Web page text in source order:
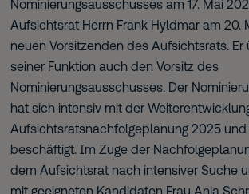
Nominierungsausschusses am 17. Mai
Aufsichtsrat Herrn Frank Hyldmar am 20.
neuen Vorsitzenden des Aufsichtsrats.
seiner Funktion auch den Vorsitz des
Nominierungsausschusses. Der
hat sich intensiv mit der
Aufsichtsratsnachfolgeplanung 2025
beschäftigt. Im Zuge der
dem Aufsichtsrat nach intensiver Suche
mit geeigneten Kandidaten Frau Anja